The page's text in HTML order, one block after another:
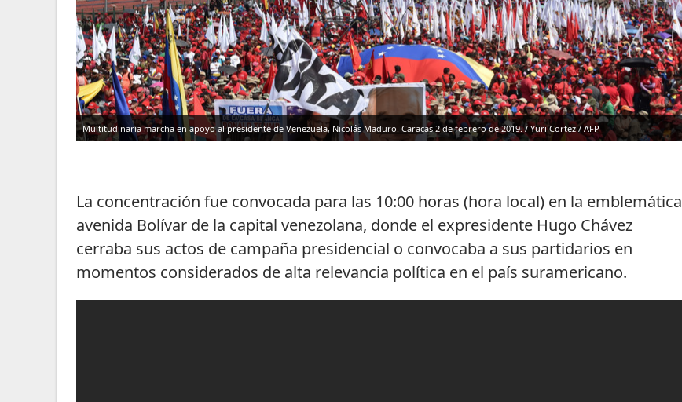
Multitudinaria marcha en apoyo al presidente de Venezuela, Nicolás Maduro. Caracas 2 de febrero de 2019./Yuri Cortez/ AFP
La concentración fue convocada para las 10:00 horas (hora local) en la emblemática
avenida Bolívar de la capital venezolana, donde el expresidente Hugo Chávez
cerraba sus actos de campaña presidencial o convocaba a sus partidarios en
momentos considerados de alta relevancia política en el país suramericano.